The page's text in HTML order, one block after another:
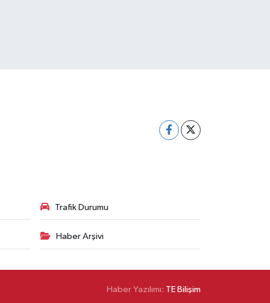
Trafik Durumu
Haber Arşivi
Haber Yazılımı: TE Bilişim